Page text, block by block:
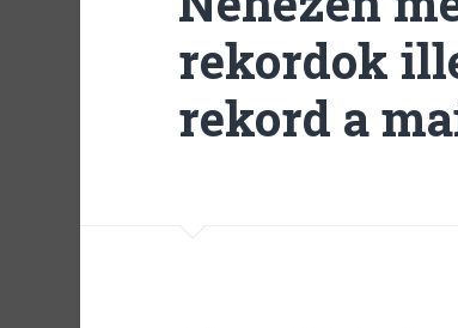
rekordok
rekord a